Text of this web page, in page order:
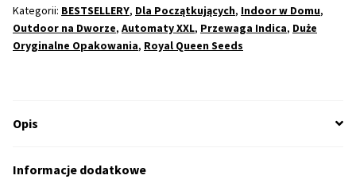
50% Indica i 50% Sativa
Feminizowane
(RQS)
Kategorii: BESTSELLERY, Dla Początkujących, Indoor w Domu,
Outdoor na Dworze, Automaty XXL, Przewaga Indica, Duże
Oryginalne Opakowania, Royal Queen Seeds
Opis
Informacje dodatkowe